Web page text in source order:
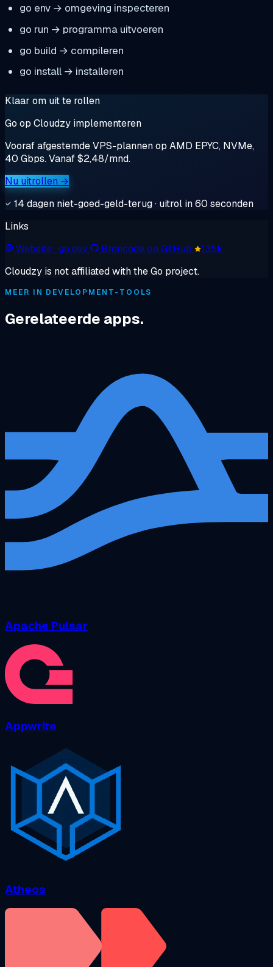
go env → omgeving inspecteren
go run → programma uitvoeren
go build → compileren
go install → installeren
Klaar om uit te rollen
Go op Cloudzy implementeren
Vooraf afgestemde VPS-plannen op AMD EPYC, NVMe,
40 Gbps. Vanaf $2,48/mnd.
Nu uitrollen →
14 dagen niet-goed-geld-terug · uitrol in 60 seconden
Links
Website· go.dev Broncode op GitHub
135k
Cloudzy is not affiliated with the Go project.
MEER IN DEVELOPMENT-TOOLS
Gerelateerde apps.
Apache Pulsar
Appwrite
Atheos